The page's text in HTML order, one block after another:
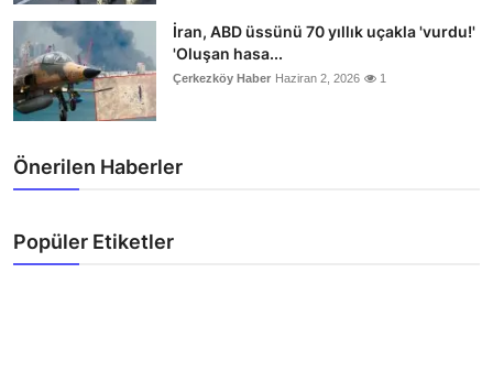
İran, ABD üssünü 70 yıllık uçakla 'vurdu!'
'Oluşan hasa...
Çerkezköy Haber Haziran 2, 2026 1
Önerilen Haberler
Popüler Etiketler